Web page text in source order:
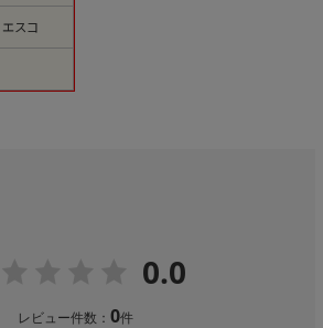
エスコ
0.0
レビュー件数：0件